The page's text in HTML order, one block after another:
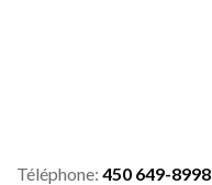
Téléphone: 450 649-8998